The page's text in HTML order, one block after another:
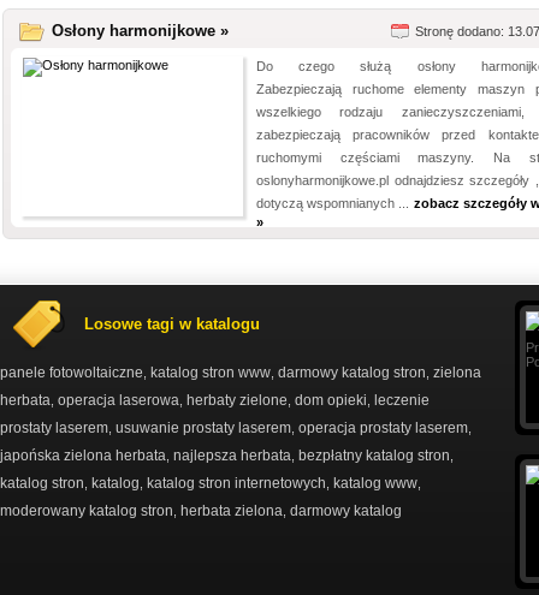
Osłony harmonijkowe » Stronę dodano:
Do czego służą osłony
Zabezpieczają ruchome elementy maszyn
wszelkiego rodzaju zanieczyszczeniami,
zabezpieczają pracowników przed
ruchomymi częściami maszyny. Na
oslonyharmonijkowe.pl odnajdziesz szczegóły
dotyczą wspomnianych ... zobacz szczegóły
»
Losowe tagi w katalogu
panele fotowoltaiczne katalog stron www darmowy katalog stron zielona
herbata operacja laserowa herbaty zielone dom opieki
leczenie
prostaty laserem usuwanie prostaty laserem operacja prostaty laserem
japońska zielona herbata najlepsza herbata bezpłatny katalog stron
katalog stron katalog katalog stron internetowych katalog www
moderowany katalog stron herbata zielona darmowy katalog